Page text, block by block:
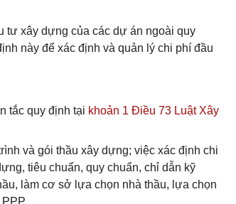
tư xây dựng của các dự án ngoài quy
này để xác định và quản lý chi phí đầu
tắc quy định tại khoản 1 Điều 73 Luật Xây
và gói thầu xây dựng; việc xác định chi
tiêu chuẩn, quy chuẩn, chỉ dẫn kỹ
làm cơ sở lựa chọn nhà thầu, lựa chọn